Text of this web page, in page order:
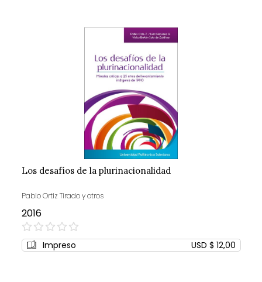
Los desafíos de la plurinacionalidad
Pablo Ortiz Tirado y otros
2016
0%
Impreso USD $ 12,00